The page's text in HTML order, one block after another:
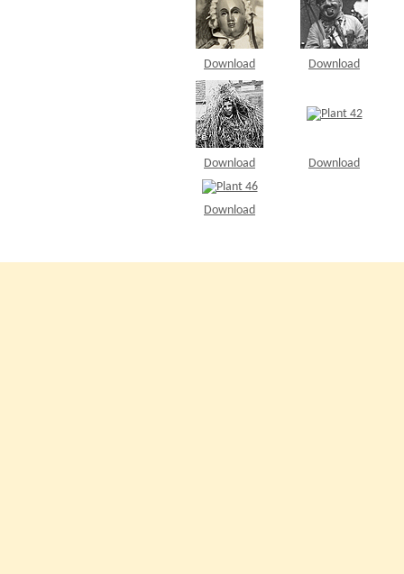
Download Download
Download Download
Download